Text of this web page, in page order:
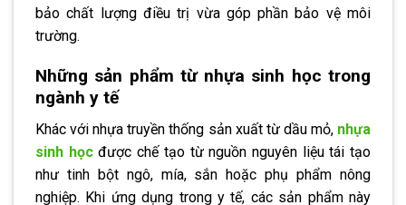
bảo chất lượng điều trị vừa góp phần bảo vệ môi
trường.
Những sản phẩm từ nhựa sinh học trong
ngành y tế
Khác với nhựa truyền thống sản xuất từ dầu mỏ, nhựa
sinh họcđược chế tạo từ nguồn nguyên liệu tái tạo
như tinh bột ngô, mía, sắn hoặc phụ phẩm nông
nghiệp. Khi ứng dụng trong y tế, các sản phẩm này